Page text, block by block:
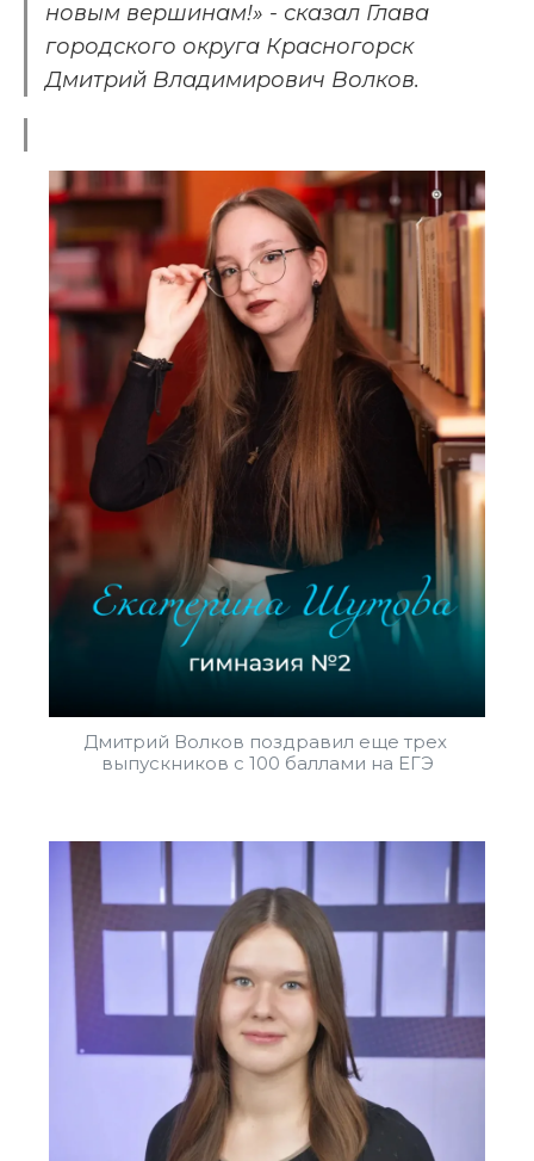
новым вершинам!» - сказал Глава
городского округа Красногорск
Дмитрий Владимирович Волков.
Дмитрий Волков поздравил еще трех
выпускников с 100 баллами на ЕГЭ